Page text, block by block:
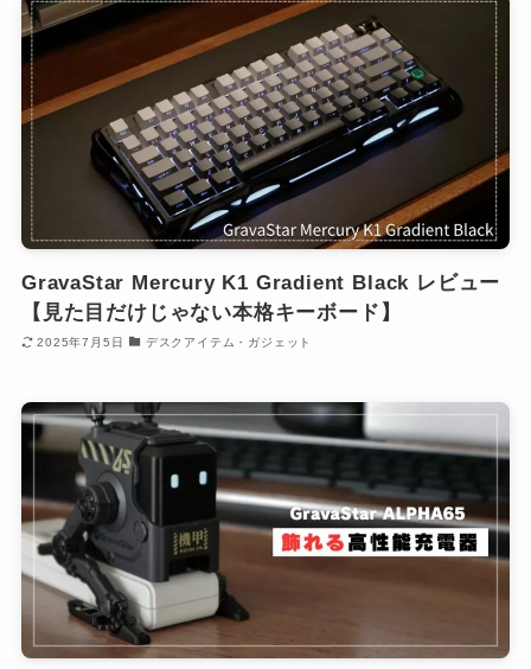
GravaStar Mercury K1 Gradient Black レビュー
【見た目だけじゃない本格キーボード】
2025年7月5日 デスクアイテム・ガジェット